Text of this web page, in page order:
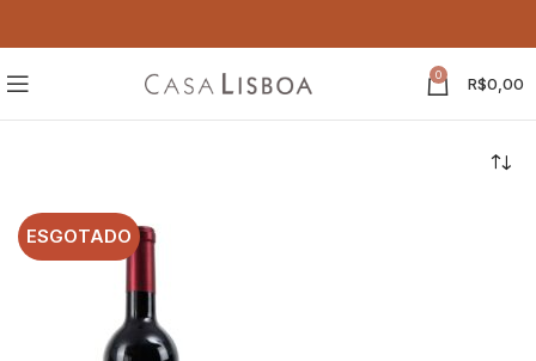
0 R$0,00
ESGOTADO